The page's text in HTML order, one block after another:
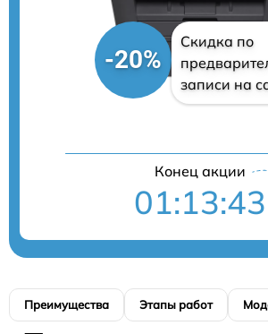
-20%
Скидка по
записи на
Конец акции
01:13:42
Преимущества Этапы работ